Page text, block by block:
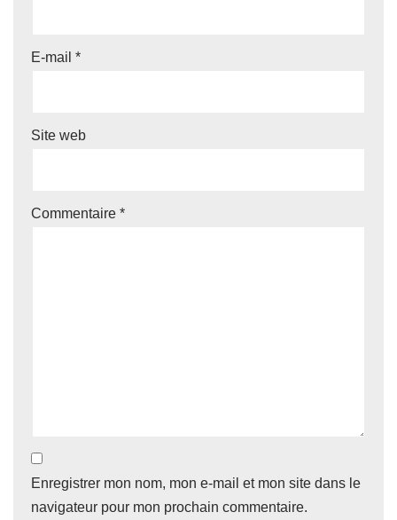
E-mail *
Site web
Commentaire *
Enregistrer mon nom, mon e-mail et mon site dans le
navigateur pour mon prochain commentaire.